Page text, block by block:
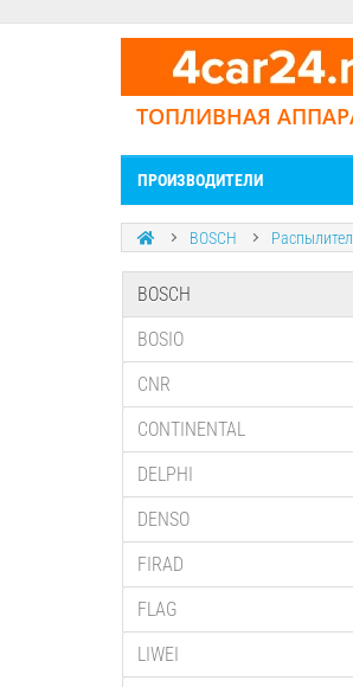
ТОПЛИВНАЯ
ПРОИЗВОДИТЕЛИ
BOSCH
BOSCH
BOSIO
CNR
CONTINENTAL
DELPHI
DENSO
FIRAD
FLAG
LIWEI